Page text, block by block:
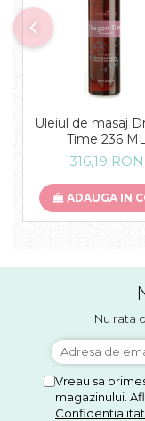
Uleiul de masaj
Time 236
316,19 RON
ADAUGA IN
Nu rata
Vreau sa
magazinului.